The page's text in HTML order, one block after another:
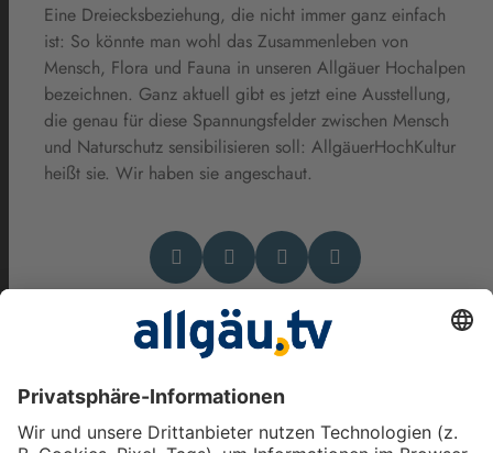
Eine Dreiecksbeziehung, die nicht immer ganz einfach
ist: So könnte man wohl das Zusammenleben von
Mensch, Flora und Fauna in unseren Allgäuer Hochalpen
bezeichnen. Ganz aktuell gibt es jetzt eine Ausstellung,
die genau für diese Spannungsfelder zwischen Mensch
und Naturschutz sensibilisieren soll: AllgäuerHochKultur
heißt sie. Wir haben sie angeschaut.
Das könnte Dich auch
interessieren